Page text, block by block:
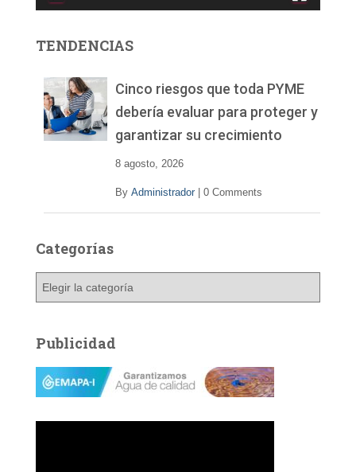
d
TENDENCIAS
Cinco riesgos que toda PYME
debería evaluar para proteger y
garantizar su crecimiento
8 agosto, 2026
By Administrador 0 Comments
Categorías
g
o
a
Publicidad